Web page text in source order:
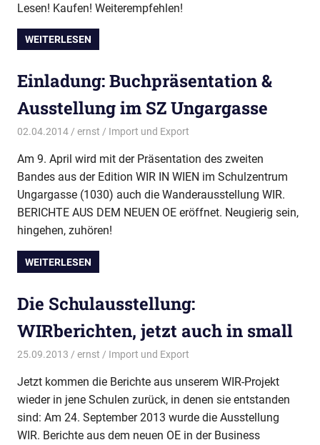
Lesen! Kaufen! Weiterempfehlen!
WEITERLESEN
Einladung: Buchpräsentation &
Ausstellung im SZ Ungargasse
02.04.2014 ernst Import und Export
Am 9. April wird mit der Präsentation des zweiten
Bandes aus der Edition WIR IN WIEN im Schulzentrum
Ungargasse (1030) auch die Wanderausstellung WIR.
BERICHTE AUS DEM NEUEN OE eröffnet. Neugierig sein,
hingehen, zuhören!
WEITERLESEN
Die Schulausstellung:
WIRberichten, jetzt auch in small
25.09.2013 ernst Import und Export
Jetzt kommen die Berichte aus unserem WIR-Projekt
wieder in jene Schulen zurück, in denen sie entstanden
sind: Am 24. September 2013 wurde die Ausstellung
WIR. Berichte aus dem neuen OE in der Business